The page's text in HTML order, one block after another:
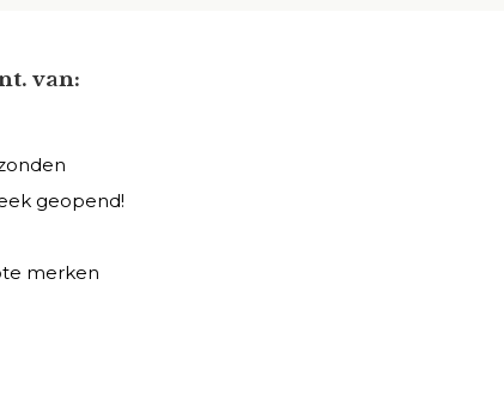
van:
geopend!
merken